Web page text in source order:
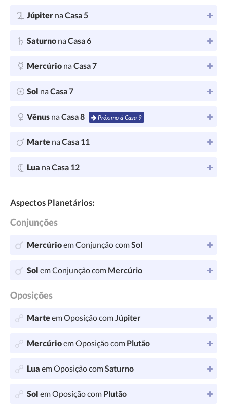
Júpiter naCasa 5
Saturno naCasa 6
Mercúrio naCasa 7
Sol naCasa 7
Vênus naCasa 8 Próximo à Casa 9
Marte naCasa 11
Lua naCasa 12
Aspectos Planetários:
Conjunções
Mercúrioem Conjunção comSol
Sol em Conjunção com Mercúrio
Oposições
Marteem Oposição comJúpiter
Mercúrioem Oposição com Plutão
Lua em Oposição comSaturno
Sol em Oposição com Plutão